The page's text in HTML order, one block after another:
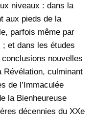
niveaux : dans la
aux pieds de la
parfois même par
et dans les études
nouvelles
Révélation, culminant
de l’Immaculée
la Bienheureuse
décennies du XXe